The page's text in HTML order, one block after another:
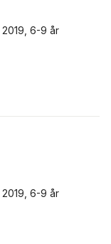
2019 6-9 år
2019 6-9 år